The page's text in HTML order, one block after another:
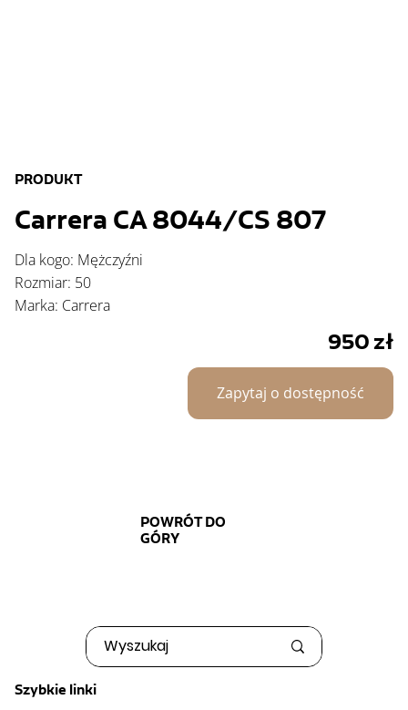
PRODUKT
Carrera CA 8044/CS 807
Dla kogo: Mężczyźni
Rozmiar: 50
Marka: Carrera
950zł
Zapytaj o dostępność
Szybkie linki
POWRÓT DO
GÓRY